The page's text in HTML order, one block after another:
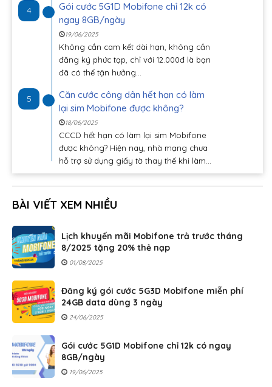
4
Gói cước 5G1D Mobifone chỉ 12k có
ngay 8GB/ngày
19/06/2025
Không cần cam kết dài hạn, không cần
đăng ký phức tạp, chỉ với 12.000đ là bạn
đã có thể tận hưởng...
5
Căn cước công dân hết hạn có làm
lại sim Mobifone được không?
18/06/2025
CCCD hết hạn có làm lại sim Mobifone
được không? Hiện nay, nhà mạng chưa
hỗ trợ sử dụng giấy tờ thay thế khi làm...
BÀI VIẾT XEM NHIỀU
Lịch khuyến mãi Mobifone trả trước tháng
8/2025 tặng 20% thẻ nạp
01/08/2025
Đăng ký gói cước 5G3D Mobifone miễn phí
24GB data dùng 3 ngày
24/06/2025
Gói cước 5G1D Mobifone chỉ 12k có ngay
8GB/ngày
19/06/2025